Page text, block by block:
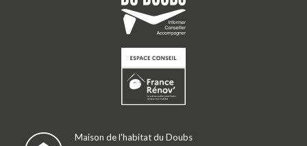
Maison de l'habitat du Doubs